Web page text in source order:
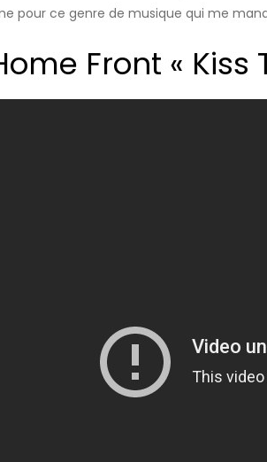
pour ce genre de musique qui me
Front « Kiss